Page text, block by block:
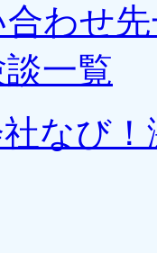
わせ
一覧
なび